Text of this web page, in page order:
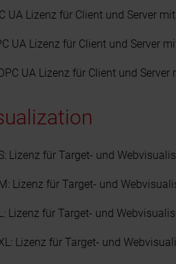
UA Lizenz für Client und Server
UA Lizenz für Client und Server
UA Lizenz für Client und
Lizenz für Target- und
Lizenz für Target- und
Lizenz für Target- und
Lizenz für Target- und